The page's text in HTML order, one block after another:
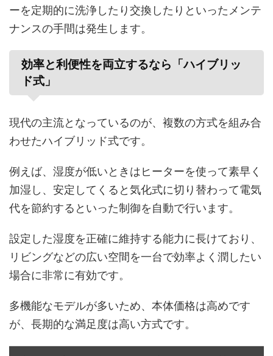
ーを定期的に洗浄したり交換したりといったメンテ
ナンスの手間は発生します。
効率と利便性を両立するなら「ハイブリッ
ド式」
現代の主流となっているのが、複数の方式を組み合
わせたハイブリッド式です。
例えば、湿度が低いときはヒーターを使って素早く
加湿し、安定してくると気化式に切り替わって電気
代を節約するといった制御を自動で行います。
設定した湿度を正確に維持する能力に長けており、
リビングなどの広い空間を一台で効率よく潤したい
場合に非常に有効です。
多機能なモデルが多いため、本体価格は高めです
が、長期的な満足度は高い方式です。